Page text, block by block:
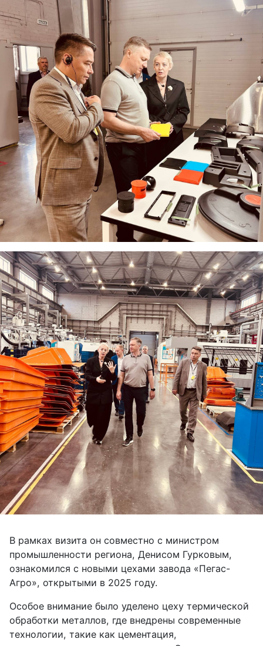
В рамках визита он совместно с министром
промышленности региона, Денисом Гурковым,
ознакомился с новыми цехами завода «Пегас-
Агро», открытыми в 2025 году.
Особое внимание было уделено цеху термической
обработки металлов, где внедрены современные
технологии, такие как цементация,